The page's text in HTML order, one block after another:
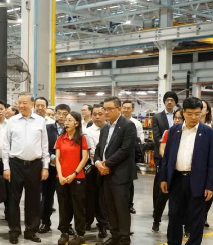
ngôi
của Hà
Xin lỗi, rồi sao nữa?!
Lê Xuân Thọ